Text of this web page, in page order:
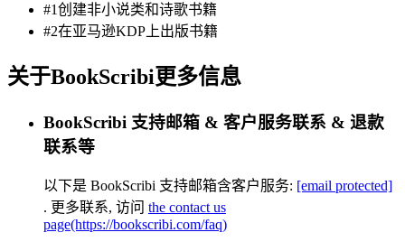
#1创建非小说类和诗歌书籍
#2在亚马逊KDP上出版书籍
关于BookScribi更多信息
BookScribi 支持邮箱 & 客户服务联系 & 退款
联系等
以下是 BookScribi 支持邮箱含客户服务: [email protected]
. 更多联系, 访问 the contact us
page(https://bookscribi.com/faq)